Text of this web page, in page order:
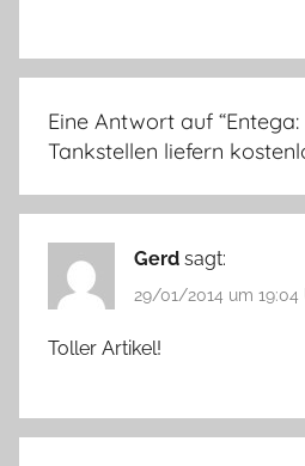
Eine Antwort auf “
Tankstellen liefern
Gerd sagt:
29/01/2014 um 19:04
Toller Artikel!